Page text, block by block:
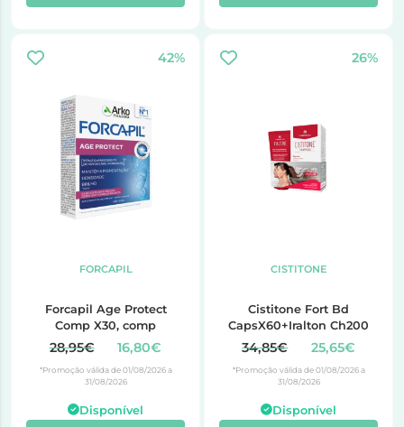
42%
FORCAPIL
Forcapil Age Protect
Comp X30, comp
28,95€ 16,80€
*Promoção válida de 01/08/2026 a
31/08/2026
Disponível
26%
CISTITONE
Cistitone Fort Bd
CapsX60+Iralton Ch200
34,85€ 25,65€
*Promoção válida de 01/08/2026 a
31/08/2026
Disponível